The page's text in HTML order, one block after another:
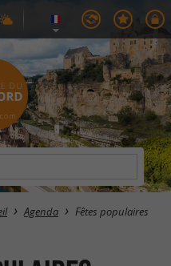
Agenda Fêtes populaires